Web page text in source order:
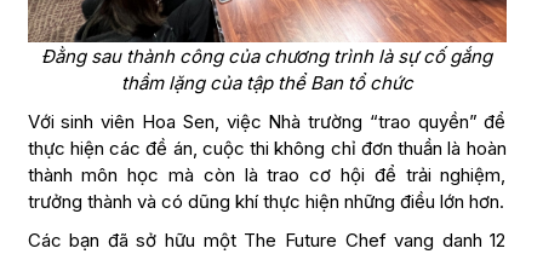
Đằng sau thành công của chương trình là sự cố gắng
thầm lặng của tập thể Ban tổ chức
Với sinh viên Hoa Sen, việc Nhà trường “trao quyền” để
thực hiện các đề án, cuộc thi không chỉ đơn thuần là hoàn
thành môn học mà còn là trao cơ hội để trải nghiệm,
trưởng thành và có dũng khí thực hiện những điều lớn hơn.
Các bạn đã sở hữu một The Future Chef vang danh 12